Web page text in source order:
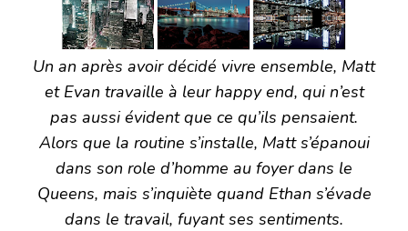
Un an après avoir décidé vivre ensemble, Matt
et Evan travaille à leur happy end, qui n’est
pas aussi évident que ce qu’ils pensaient.
Alors que la routine s’installe, Matt s’épanoui
dans son role d’homme au foyer dans le
Queens, mais s’inquiète quand Ethan s’évade
dans le travail, fuyant ses sentiments.